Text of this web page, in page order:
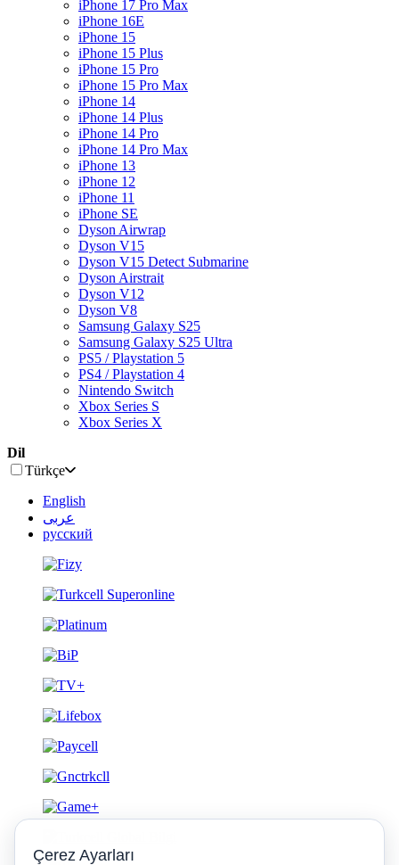
iPhone 17 Pro Max
iPhone 16E
iPhone 15
iPhone 15 Plus
iPhone 15 Pro
iPhone 15 Pro Max
iPhone 14
iPhone 14 Plus
iPhone 14 Pro
iPhone 14 Pro Max
iPhone 13
iPhone 12
iPhone 11
iPhone SE
Dyson Airwrap
Dyson V15
Dyson V15 Detect Submarine
Dyson Airstrait
Dyson V12
Dyson V8
Samsung Galaxy S25
Samsung Galaxy S25 Ultra
PS5 / Playstation 5
PS4 / Playstation 4
Nintendo Switch
Xbox Series S
Xbox Series X
Dil
Türkçe
English
عربى
русский